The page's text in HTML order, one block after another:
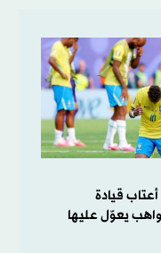
قيادة
10 مواهب يعوّل عليها